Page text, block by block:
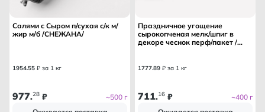
Салями с Сыром п/сухая с/к м/
жир м/б /СНЕЖАНА/
1954.55 ₽ за 1 кг
977.28 ₽
~500 г
Праздничное угощение
сырокопченая мелк/шпиг в
декоре чеснок перф/пакет /
1777.89 ₽ за 1 кг
711.16 ₽
~400 г